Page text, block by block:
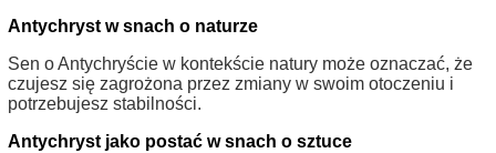
Antychryst w snach o naturze
Sen o Antychryście w kontekście natury może oznaczać, że
czujesz się zagrożona przez zmiany w swoim otoczeniu i
potrzebujesz stabilności.
Antychryst jako postać w snach o sztuce